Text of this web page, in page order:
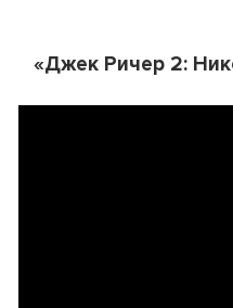
«Джек Ричер 2: